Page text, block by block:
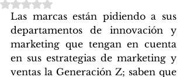
Rated NaN out of 5 stars.
Las marcas están pidiendo a sus
departamentos de innovación y
marketing que tengan en cuenta
en sus estrategias de marketing y
ventas la Generación Z; saben que